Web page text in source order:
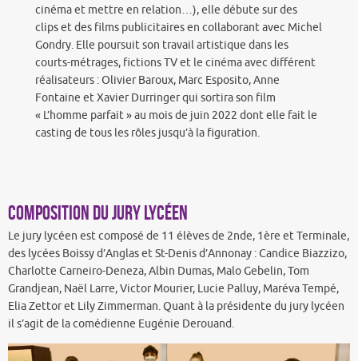
cinéma et mettre en relation…), elle débute sur des
clips et des films publicitaires en collaborant avec Michel
Gondry. Elle poursuit son travail artistique dans les
courts-métrages, fictions TV et le cinéma avec différent
réalisateurs : Olivier Baroux, Marc Esposito, Anne
Fontaine et Xavier Durringer qui sortira son film
« L’homme parfait » au mois de juin 2022 dont elle fait le
casting de tous les rôles jusqu’à la figuration.
Composition du Jury lycéen
Le jury lycéen est composé de 11 élèves de 2nde, 1ère et Terminale,
des lycées Boissy d’Anglas et St-Denis d’Annonay : Candice Biazzizo,
Charlotte Carneiro-Deneza, Albin Dumas, Malo Gebelin, Tom
Grandjean, Naël Larre, Victor Mourier, Lucie Palluy, Maréva Tempé,
Elia Zettor et Lily Zimmerman. Quant à la présidente du jury lycéen
il s’agit de la comédienne Eugénie Derouand.